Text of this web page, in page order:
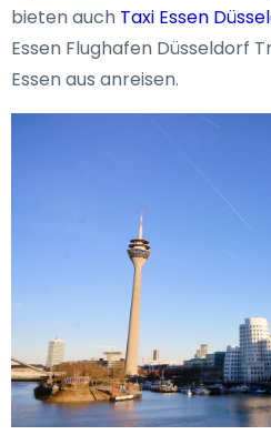
bieten auch Taxi Essen
Essen Flughafen Düsseldorf
Essen aus anreisen.